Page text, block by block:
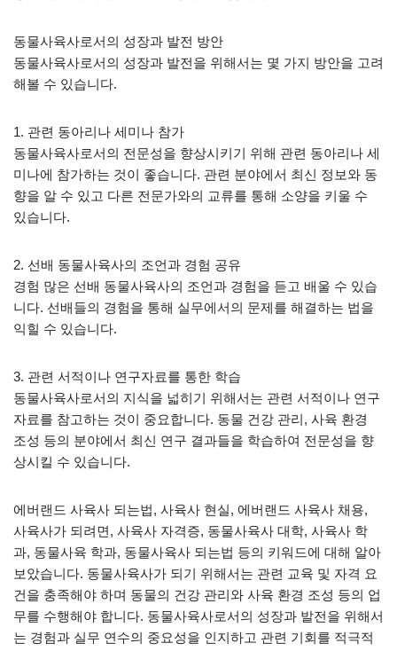
동물사육사로서의 성장과 발전 방안
동물사육사로서의 성장과 발전을 위해서는 몇 가지 방안을 고려
해볼 수 있습니다.
1. 관련 동아리나 세미나 참가
동물사육사로서의 전문성을 향상시키기 위해 관련 동아리나 세
미나에 참가하는 것이 좋습니다. 관련 분야에서 최신 정보와 동
향을 알 수 있고 다른 전문가와의 교류를 통해 소양을 키울 수
있습니다.
2. 선배 동물사육사의 조언과 경험 공유
경험 많은 선배 동물사육사의 조언과 경험을 듣고 배울 수 있습
니다. 선배들의 경험을 통해 실무에서의 문제를 해결하는 법을
익힐 수 있습니다.
3. 관련 서적이나 연구자료를 통한 학습
동물사육사로서의 지식을 넓히기 위해서는 관련 서적이나 연구
자료를 참고하는 것이 중요합니다. 동물 건강 관리, 사육 환경
조성 등의 분야에서 최신 연구 결과들을 학습하여 전문성을 향
상시킬 수 있습니다.
에버랜드 사육사 되는법, 사육사 현실, 에버랜드 사육사 채용,
사육사가 되려면, 사육사 자격증, 동물사육사 대학, 사육사 학
과, 동물사육 학과, 동물사육사 되는법 등의 키워드에 대해 알아
보았습니다. 동물사육사가 되기 위해서는 관련 교육 및 자격 요
건을 충족해야 하며 동물의 건강 관리와 사육 환경 조성 등의 업
무를 수행해야 합니다. 동물사육사로서의 성장과 발전을 위해서
는 경험과 실무 연수의 중요성을 인지하고 관련 기회를 적극적